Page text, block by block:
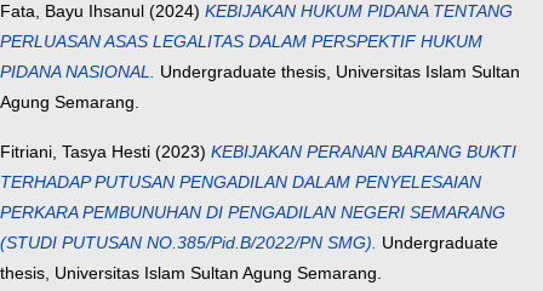
Fata, Bayu Ihsanul (2024) KEBIJAKAN HUKUM PIDANA TENTANG
PERLUASAN ASAS LEGALITAS DALAM PERSPEKTIF HUKUM
PIDANA NASIONAL. Undergraduate thesis, Universitas Islam Sultan
Agung Semarang.
Fitriani, Tasya Hesti (2023) KEBIJAKAN PERANAN BARANG BUKTI
TERHADAP PUTUSAN PENGADILAN DALAM PENYELESAIAN
PERKARA PEMBUNUHAN DI PENGADILAN NEGERI SEMARANG
(STUDI PUTUSAN NO.385/Pid.B/2022/PN SMG). Undergraduate
thesis, Universitas Islam Sultan Agung Semarang.